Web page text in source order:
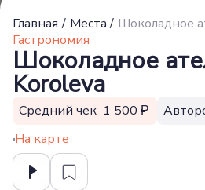
Главная / Места / Шоколадное
Гастрономия
Шоколадное
Koroleva
Средний чек 1 500
На карте